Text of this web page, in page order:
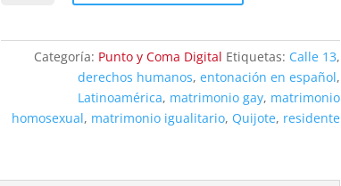
117
DECARGABLE
Categoría: Punto y Coma Digital Etiquetas: Calle 13,
derechos humanos,entonación en español,
Latinoamérica, matrimonio gay, matrimonio
homosexual, matrimonio igualitario, Quijote, residente